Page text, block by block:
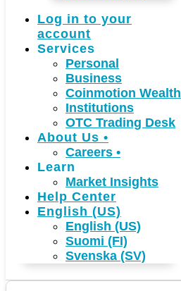
Log in to your
account
Services
Personal
Business
Coinmotion Wealth
Institutions
OTC Trading Desk
About Us •
Careers •
Learn
Market Insights
Help Center
English (US)
English (US)
Suomi (FI)
Svenska (SV)